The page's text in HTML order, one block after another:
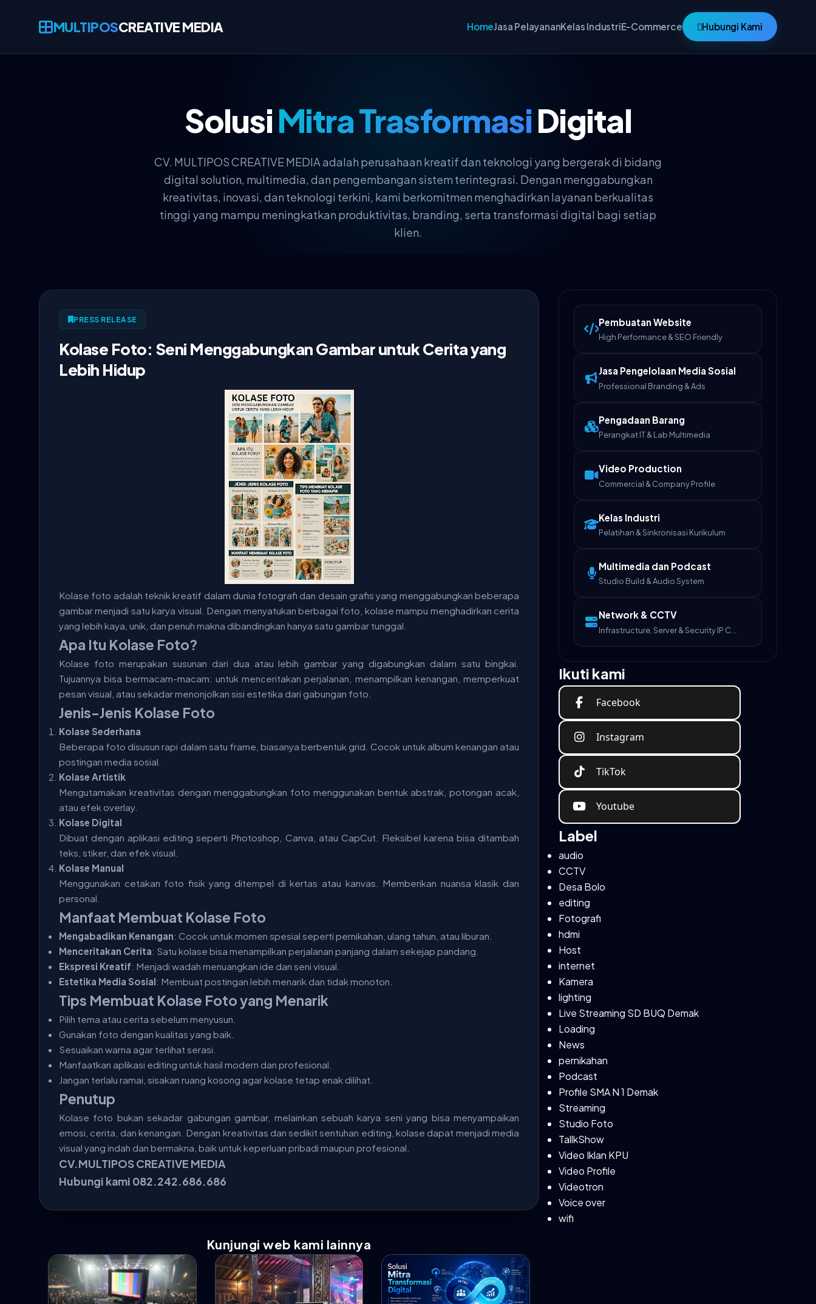
MULTIPOSCREATIVE MEDIA HomeJasa PelayananKelas IndustriE-Commerce Hubungi Kami
SolusiMitra TrasformasiDigital
CV. MULTIPOS CREATIVE MEDIA adalah perusahaan kreatif dan teknologi yang bergerak di bidang
digital solution, multimedia, dan pengembangan sistem terintegrasi. Dengan menggabungkan
kreativitas, inovasi, dan teknologi terkini, kami berkomitmen menghadirkan layanan berkualitas
tinggi yang mampu meningkatkan produktivitas, branding, serta transformasi digital bagi setiap
klien.
PRESS RELEASE
Kolase Foto: Seni Menggabungkan Gambar untuk Cerita yang
Lebih Hidup
Kolase foto adalah teknik kreatif dalam dunia fotografi dan desain grafis yang menggabungkan beberapa
gambar menjadi satu karya visual. Dengan menyatukan berbagai foto, kolase mampu menghadirkan cerita
yang lebih kaya, unik, dan penuh makna dibandingkan hanya satu gambar tunggal.
Apa Itu Kolase Foto?
Kolase foto merupakan susunan dari dua atau lebih gambar yang digabungkan dalam satu bingkai.
Tujuannya bisa bermacam-macam: untuk menceritakan perjalanan, menampilkan kenangan, memperkuat
pesan visual, atau sekadar menonjolkan sisi estetika dari gabungan foto.
Jenis-Jenis Kolase Foto
Kolase Sederhana
Beberapa foto disusun rapi dalam satu frame, biasanya berbentuk grid. Cocok untuk album kenangan atau
postingan media sosial.
Kolase Artistik
Mengutamakan kreativitas dengan menggabungkan foto menggunakan bentuk abstrak, potongan acak,
atau efek overlay.
Kolase Digital
Dibuat dengan aplikasi editing seperti Photoshop, Canva, atau CapCut. Fleksibel karena bisa ditambah
teks, stiker, dan efek visual.
Kolase Manual
Menggunakan cetakan foto fisik yang ditempel di kertas atau kanvas. Memberikan nuansa klasik dan
personal.
Manfaat Membuat Kolase Foto
Mengabadikan Kenangan: Cocok untuk momen spesial seperti pernikahan, ulang tahun, atau liburan.
Menceritakan Cerita: Satu kolase bisa menampilkan perjalanan panjang dalam sekejap pandang.
Ekspresi Kreatif: Menjadi wadah menuangkan ide dan seni visual.
Estetika Media Sosial: Membuat postingan lebih menarik dan tidak monoton.
Tips Membuat Kolase Foto yang Menarik
Pilih tema atau cerita sebelum menyusun.
Gunakan foto dengan kualitas yang baik.
Sesuaikan warna agar terlihat serasi.
Manfaatkan aplikasi editing untuk hasil modern dan profesional.
Jangan terlalu ramai, sisakan ruang kosong agar kolase tetap enak dilihat.
Penutup
Kolase foto bukan sekadar gabungan gambar, melainkan sebuah karya seni yang bisa menyampaikan
emosi, cerita, dan kenangan. Dengan kreativitas dan sedikit sentuhan editing, kolase dapat menjadi media
visual yang indah dan bermakna, baik untuk keperluan pribadi maupun profesional.
CV.MULTIPOS CREATIVE MEDIA
Hubungi kami 082.242.686.686
Kunjungi web kami lainnya
Pembuatan Website
High Performance & SEO Friendly
Jasa Pengelolaan Media Sosial
Professional Branding & Ads
Pengadaan Barang
Perangkat IT & Lab Multimedia
Video Production
Commercial & Company Profile
Kelas Industri
Pelatihan & Sinkronisasi Kurikulum
Multimedia dan Podcast
Studio Build & Audio System
Network & CCTV
Ikuti kami
Facebook
Instagram
TikTok
Youtube
Label
audio
CCTV
Desa Bolo
editing
Fotografi
hdmi
Host
internet
Kamera
lighting
Live Streaming SD BUQ Demak
Loading
News
pernikahan
Podcast
Profile SMA N 1 Demak
Streaming
Studio Foto
TallkShow
Video Iklan KPU
Video Profile
Videotron
Voice over
wifi